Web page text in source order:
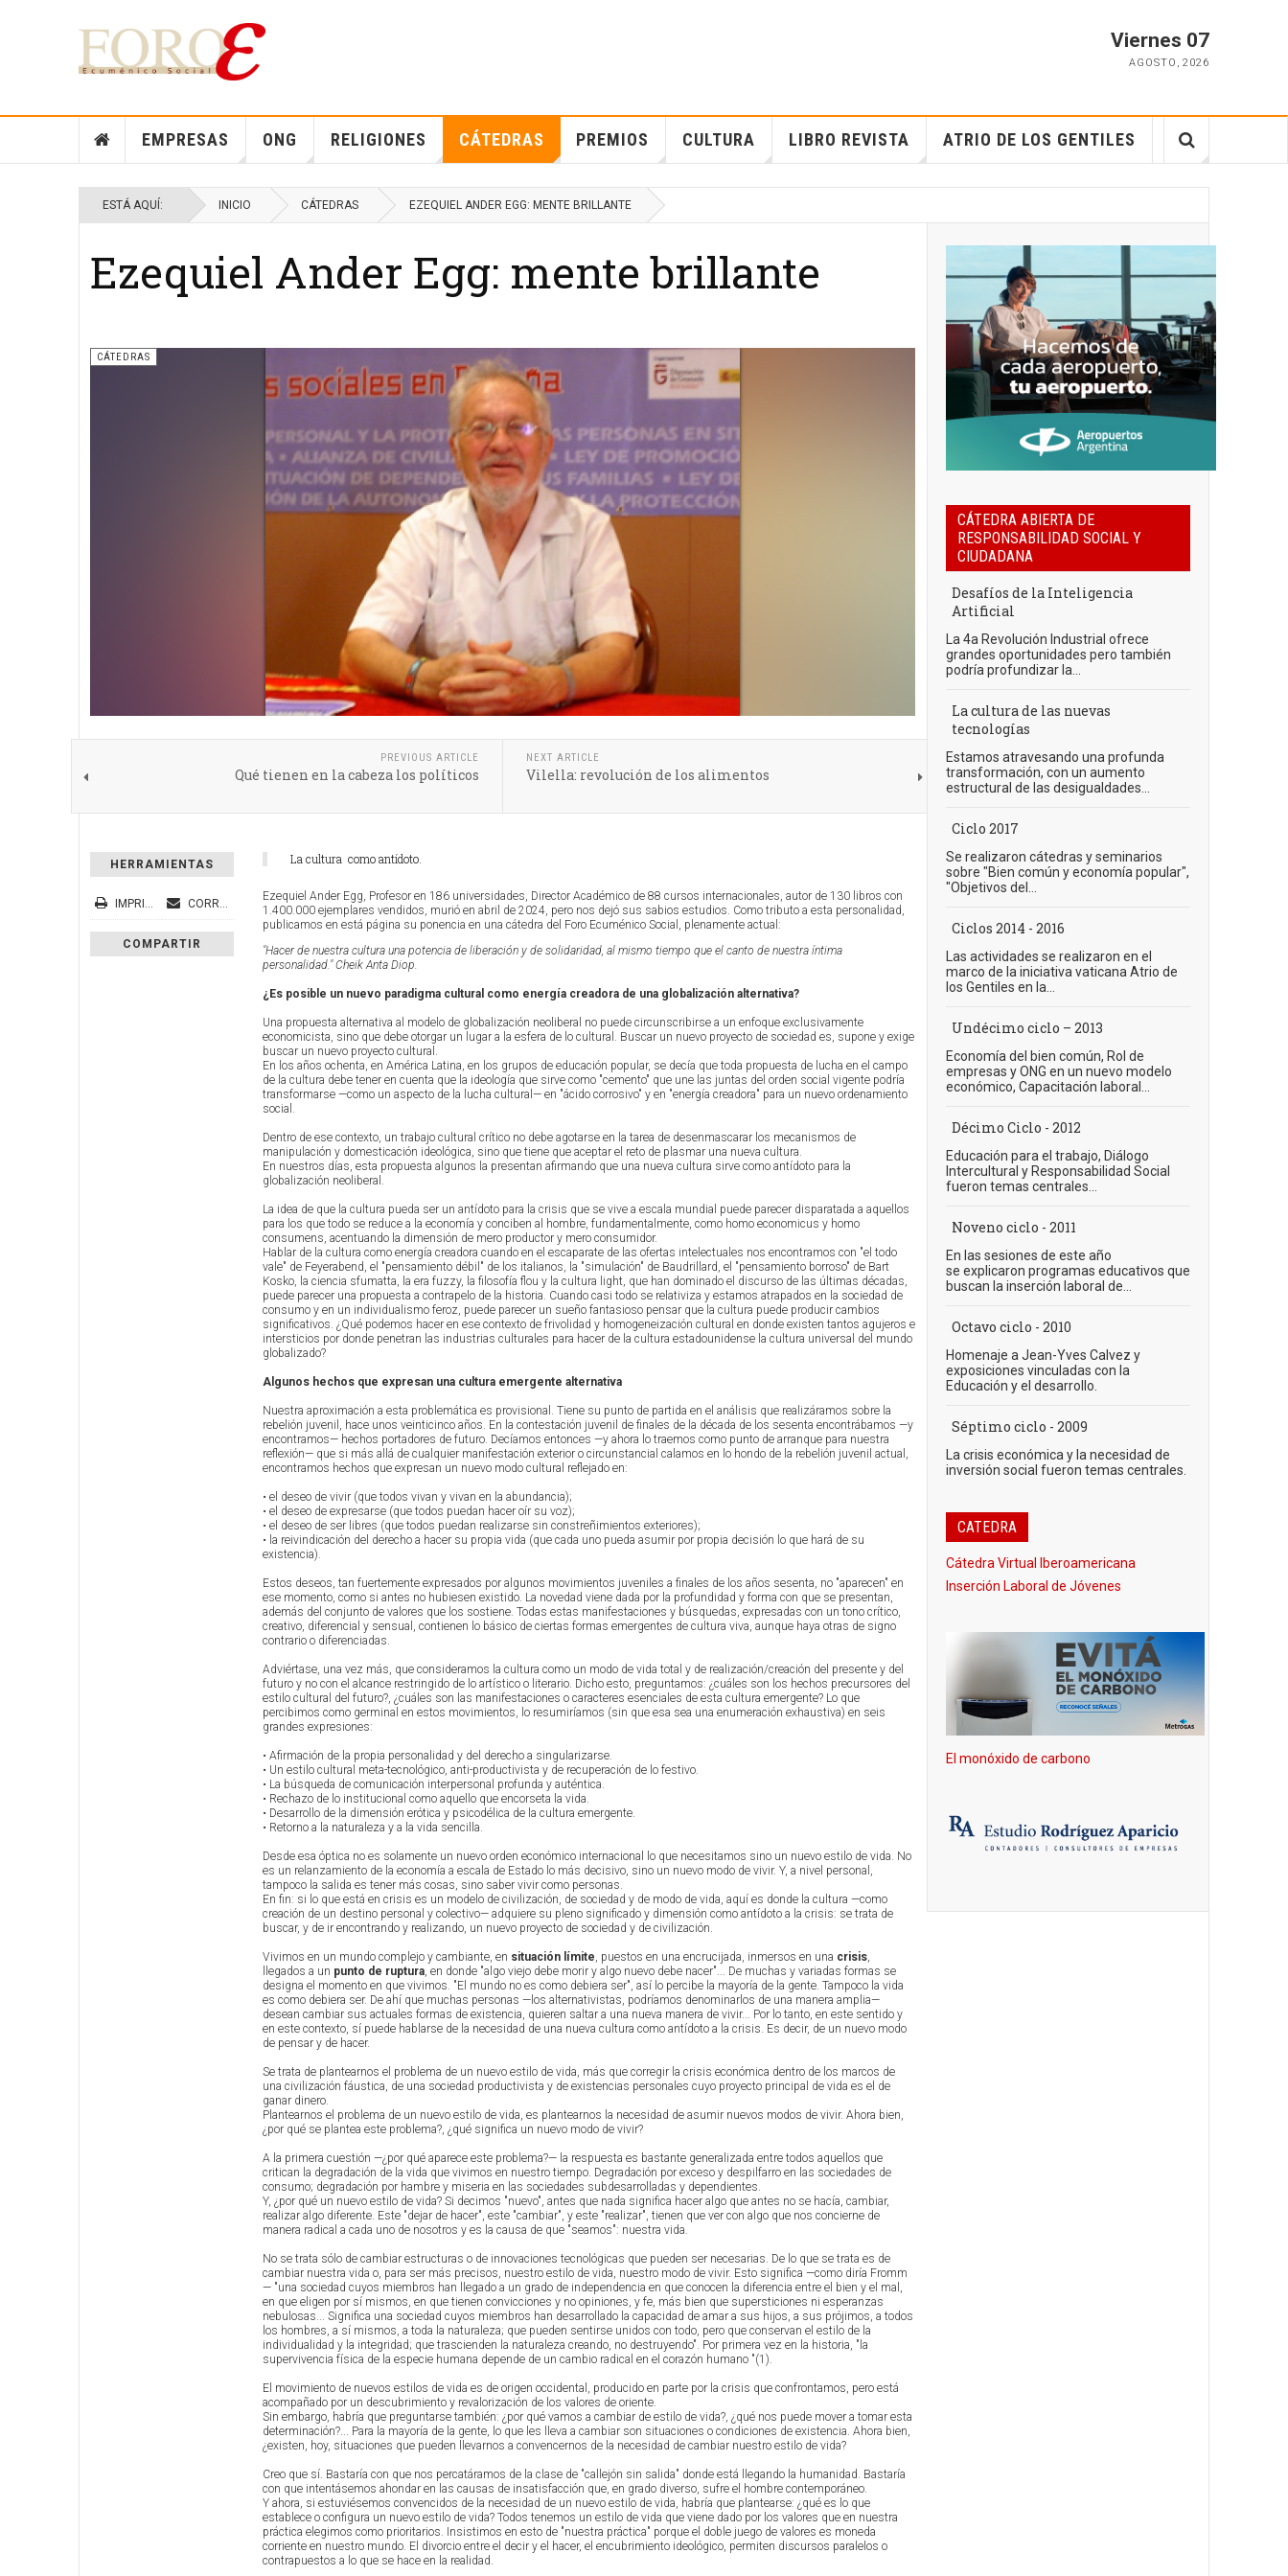
Viernes 07
AGOSTO , 2026
EMPRESAS ONG RELIGIONES CÁTEDRAS PREMIOS CULTURA LIBRO REVISTA ATRIO DE LOS GENTILES
ESTÁ AQUÍ: INICIO CÁTEDRAS EZEQUIEL ANDER EGG: MENTE BRILLANTE
Ezequiel Ander Egg: mente brillante
CÁTEDRAS
PREVIOUS ARTICLE
Qué tienen en la cabeza los políticos
NEXT ARTICLE
Vilella: revolución de los alimentos
HERRAMIENTAS
IMPRIMIR CORREO ELECTRÓNICO
COMPARTIR
La cultura como antídoto.
Ezequiel Ander Egg, Profesor en 186 universidades, Director Académico de 88 cursos internacionales, autor de 130 libros con
1.400.000 ejemplares vendidos, murió en abril de 2024, pero nos dejó sus sabios estudios. Como tributo a esta personalidad,
publicamos en está página su ponencia en una cátedra del Foro Ecuménico Social, plenamente actual:
"Hacer de nuestra cultura una potencia de liberación y de solidaridad, al mismo tiempo que el canto de nuestra íntima
personalidad." Cheik Anta Diop.
¿Es posible un nuevo paradigma cultural como energía creadora de una globalización alternativa?
Una propuesta alternativa al modelo de globalización neoliberal no puede circunscribirse a un enfoque exclusivamente
economicista, sino que debe otorgar un lugar a la esfera de lo cultural. Buscar un nuevo proyecto de sociedad es, supone y exige
buscar un nuevo proyecto cultural.
En los años ochenta, en América Latina, en los grupos de educación popular, se decía que toda propuesta de lucha en el campo
de la cultura debe tener en cuenta que la ideología que sirve como "cemento" que une las juntas del orden social vigente podría
transformarse —como un aspecto de la lucha cultural— en "ácido corrosivo" y en "energía creadora" para un nuevo ordenamiento
social.
Dentro de ese contexto, un trabajo cultural crítico no debe agotarse en la tarea de desenmascarar los mecanismos de
manipulación y domesticación ideológica, sino que tiene que aceptar el reto de plasmar una nueva cultura.
En nuestros días, esta propuesta algunos la presentan afirmando que una nueva cultura sirve como antídoto para la
globalización neoliberal.
La idea de que la cultura pueda ser un antídoto para la crisis que se vive a escala mundial puede parecer disparatada a aquellos
para los que todo se reduce a la economía y conciben al hombre, fundamentalmente, como homo economicus y homo
consumens, acentuando la dimensión de mero productor y mero consumidor.
Hablar de la cultura como energía creadora cuando en el escaparate de las ofertas intelectuales nos encontramos con "el todo
vale" de Feyerabend, el "pensamiento débil" de los italianos, la "simulación" de Baudrillard, el "pensamiento borroso" de Bart
Kosko, la ciencia sfumatta, la era fuzzy, la filosofía flou y la cultura light, que han dominado el discurso de las últimas décadas,
puede parecer una propuesta a contrapelo de la historia. Cuando casi todo se relativiza y estamos atrapados en la sociedad de
consumo y en un individualismo feroz, puede parecer un sueño fantasioso pensar que la cultura puede producir cambios
significativos. ¿Qué podemos hacer en ese contexto de frivolidad y homogeneización cultural en donde existen tantos agujeros e
intersticios por donde penetran las industrias culturales para hacer de la cultura estadounidense la cultura universal del mundo
globalizado?
Algunos hechos que expresan una cultura emergente alternativa
Nuestra aproximación a esta problemática es provisional. Tiene su punto de partida en el análisis que realizáramos sobre la
rebelión juvenil, hace unos veinticinco años. En la contestación juvenil de finales de la década de los sesenta encontrábamos —y
encontramos— hechos portadores de futuro. Decíamos entonces —y ahora lo traemos como punto de arranque para nuestra
reflexión— que si más allá de cualquier manifestación exterior o circunstancial calamos en lo hondo de la rebelión juvenil actual,
encontramos hechos que expresan un nuevo modo cultural reflejado en:
• el deseo de vivir (que todos vivan y vivan en la abundancia);
• el deseo de expresarse (que todos puedan hacer oír su voz);
• el deseo de ser libres (que todos puedan realizarse sin constreñimientos exteriores);
• la reivindicación del derecho a hacer su propia vida (que cada uno pueda asumir por propia decisión lo que hará de su
existencia).
Estos deseos, tan fuertemente expresados por algunos movimientos juveniles a finales de los años sesenta, no "aparecen" en
ese momento, como si antes no hubiesen existido. La novedad viene dada por la profundidad y forma con que se presentan,
además del conjunto de valores que los sostiene. Todas estas manifestaciones y búsquedas, expresadas con un tono crítico,
creativo, diferencial y sensual, contienen lo básico de ciertas formas emergentes de cultura viva, aunque haya otras de signo
contrario o diferenciadas.
Adviértase, una vez más, que consideramos la cultura como un modo de vida total y de realización/creación del presente y del
futuro y no con el alcance restringido de lo artístico o literario. Dicho esto, preguntamos: ¿cuáles son los hechos precursores del
estilo cultural del futuro?, ¿cuáles son las manifestaciones o caracteres esenciales de esta cultura emergente? Lo que
percibimos como germinal en estos movimientos, lo resumiríamos (sin que esa sea una enumeración exhaustiva) en seis
grandes expresiones:
• Afirmación de la propia personalidad y del derecho a singularizarse.
• Un estilo cultural meta-tecnológico, anti-productivista y de recuperación de lo festivo.
• La búsqueda de comunicación interpersonal profunda y auténtica.
• Rechazo de lo institucional como aquello que encorseta la vida.
• Desarrollo de la dimensión erótica y psicodélica de la cultura emergente.
• Retorno a la naturaleza y a la vida sencilla.
Desde esa óptica no es solamente un nuevo orden económico internacional lo que necesitamos sino un nuevo estilo de vida. No
es un relanzamiento de la economía a escala de Estado lo más decisivo, sino un nuevo modo de vivir. Y, a nivel personal,
tampoco la salida es tener más cosas, sino saber vivir como personas.
En fin: si lo que está en crisis es un modelo de civilización, de sociedad y de modo de vida, aquí es donde la cultura —como
creación de un destino personal y colectivo— adquiere su pleno significado y dimensión como antídoto a la crisis: se trata de
buscar, y de ir encontrando y realizando, un nuevo proyecto de sociedad y de civilización.
Vivimos en un mundo complejo y cambiante, en situación límite, puestos en una encrucijada, inmersos en una crisis,
llegados a un punto de ruptura, en donde "algo viejo debe morir y algo nuevo debe nacer"... De muchas y variadas formas se
designa el momento en que vivimos. "El mundo no es como debiera ser", así lo percibe la mayoría de la gente. Tampoco la vida
es como debiera ser. De ahí que muchas personas —los alternativistas, podríamos denominarlos de una manera amplia—
desean cambiar sus actuales formas de existencia, quieren saltar a una nueva manera de vivir... Por lo tanto, en este sentido y
en este contexto, sí puede hablarse de la necesidad de una nueva cultura como antídoto a la crisis. Es decir, de un nuevo modo
de pensar y de hacer.
Se trata de plantearnos el problema de un nuevo estilo de vida, más que corregir la crisis económica dentro de los marcos de
una civilización fáustica, de una sociedad productivista y de existencias personales cuyo proyecto principal de vida es el de
ganar dinero.
Plantearnos el problema de un nuevo estilo de vida, es plantearnos la necesidad de asumir nuevos modos de vivir. Ahora bien,
¿por qué se plantea este problema?, ¿qué significa un nuevo modo de vivir?
A la primera cuestión —¿por qué aparece este problema?— la respuesta es bastante generalizada entre todos aquellos que
critican la degradación de la vida que vivimos en nuestro tiempo. Degradación por exceso y despilfarro en las sociedades de
consumo; degradación por hambre y miseria en las sociedades subdesarrolladas y dependientes.
Y, ¿por qué un nuevo estilo de vida? Si decimos "nuevo", antes que nada significa hacer algo que antes no se hacía, cambiar,
realizar algo diferente. Este "dejar de hacer", este "cambiar", y este "realizar", tienen que ver con algo que nos concierne de
manera radical a cada uno de nosotros y es la causa de que "seamos": nuestra vida.
No se trata sólo de cambiar estructuras o de innovaciones tecnológicas que pueden ser necesarias. De lo que se trata es de
cambiar nuestra vida o, para ser más precisos, nuestro estilo de vida, nuestro modo de vivir. Esto significa —como diría Fromm
— "una sociedad cuyos miembros han llegado a un grado de independencia en que conocen la diferencia entre el bien y el mal,
en que eligen por sí mismos, en que tienen convicciones y no opiniones, y fe, más bien que supersticiones ni esperanzas
nebulosas... Significa una sociedad cuyos miembros han desarrollado la capacidad de amar a sus hijos, a sus prójimos, a todos
los hombres, a sí mismos, a toda la naturaleza; que pueden sentirse unidos con todo, pero que conservan el estilo de la
individualidad y la integridad; que trascienden la naturaleza creando, no destruyendo". Por primera vez en la historia, "la
supervivencia física de la especie humana depende de un cambio radical en el corazón humano "(1).
El movimiento de nuevos estilos de vida es de origen occidental, producido en parte por la crisis que confrontamos, pero está
acompañado por un descubrimiento y revalorización de los valores de oriente.
Sin embargo, habría que preguntarse también: ¿por qué vamos a cambiar de estilo de vida?, ¿qué nos puede mover a tomar esta
determinación?... Para la mayoría de la gente, lo que les lleva a cambiar son situaciones o condiciones de existencia. Ahora bien,
¿existen, hoy, situaciones que pueden llevarnos a convencernos de la necesidad de cambiar nuestro estilo de vida?
Creo que sí. Bastaría con que nos percatáramos de la clase de "callejón sin salida" donde está llegando la humanidad. Bastaría
con que intentásemos ahondar en las causas de insatisfacción que, en grado diverso, sufre el hombre contemporáneo.
Y ahora, si estuviésemos convencidos de la necesidad de un nuevo estilo de vida, habría que plantearse: ¿qué es lo que
establece o configura un nuevo estilo de vida? Todos tenemos un estilo de vida que viene dado por los valores que en nuestra
práctica elegimos como prioritarios. Insistimos en esto de "nuestra práctica" porque el doble juego de valores es moneda
corriente en nuestro mundo. El divorcio entre el decir y el hacer, el encubrimiento ideológico, permiten discursos paralelos o
contrapuestos a lo que se hace en la realidad.
CÁTEDRA ABIERTA DE
RESPONSABILIDAD SOCIAL Y
CIUDADANA
Desafíos de la Inteligencia
Artificial
La 4a Revolución Industrial ofrece
grandes oportunidades pero también
podría profundizar la...
La cultura de las nuevas
tecnologías
Estamos atravesando una profunda
transformación, con un aumento
estructural de las desigualdades...
Ciclo 2017
Se realizaron cátedras y seminarios
sobre "Bien común y economía popular",
"Objetivos del...
Ciclos 2014 - 2016
Las actividades se realizaron en el
marco de la iniciativa vaticana Atrio de
los Gentiles en la...
Undécimo ciclo – 2013
Economía del bien común, Rol de
empresas y ONG en un nuevo modelo
económico, Capacitación laboral...
Décimo Ciclo - 2012
Educación para el trabajo, Diálogo
Intercultural y Responsabilidad Social
fueron temas centrales...
Noveno ciclo - 2011
En las sesiones de este año
se explicaron programas educativos que
buscan la inserción laboral de...
Octavo ciclo - 2010
Homenaje a Jean-Yves Calvez y
exposiciones vinculadas con la
Educación y el desarrollo.
Séptimo ciclo - 2009
La crisis económica y la necesidad de
inversión social fueron temas centrales.
CATEDRA
Cátedra Virtual Iberoamericana
Inserción Laboral de Jóvenes
El monóxido de carbono